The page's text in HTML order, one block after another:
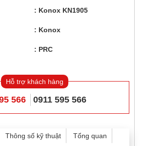
Konox KN1905
Konox
PRC
Hỗ trợ khách hàng
566 0911 595 566
Thông số kỹ thuật
Tổng quan